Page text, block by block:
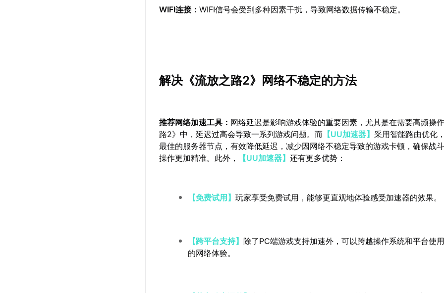
WIFI连接：WIFI信号会受到多种因素干扰，导致网络数据传输不稳定。
解决《流放之路2》网络不稳定的方法
推荐网络加速工具： 网络延迟是影响游戏体验的重要因素，尤其是在需要高频操
路2》中，延迟过高会导致一系列游戏问题。而 【UU加速器】采用智能路由优化
最佳的服务器节点，有效降低延迟，减少因网络不稳定导致的游戏卡顿，确保战斗
操作更加精准。此外，
【UU加速器】还有更多优势：
【免费试用】玩家享受免费试用，能够更直观地体验感受加速器的效果。
【跨平台支持】 除了PC端游戏支持加速外，可以跨越操作系统和平台使
的网络体验。